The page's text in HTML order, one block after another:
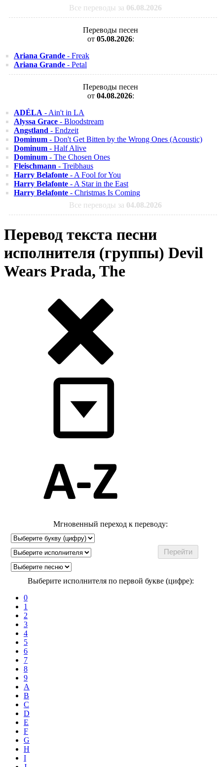
Все переводы за 06.08.2026
Переводы песен
от 05.08.2026:
Ariana Grande - Freak
Ariana Grande - Petal
Переводы песен
от 04.08.2026:
ADÉLA - Ain't in LA
Alyssa Grace - Bloodstream
Angstland - Endzeit
Dominum - Don't Get Bitten by the Wrong Ones (Acoustic)
Dominum - Half Alive
Dominum - The Chosen Ones
Fleischmann - Treibhaus
Harry Belafonte - A Fool for You
Harry Belafonte - A Star in the East
Harry Belafonte - Christmas Is Coming
Все переводы за 04.08.2026
Перевод текста песни
исполнителя (группы) Devil
Wears Prada, The
Мгновенный переход к переводу:
Выберите исполнителя по первой букве (цифре):
0
1
2
3
4
5
6
7
8
9
A
B
C
D
E
F
G
H
I